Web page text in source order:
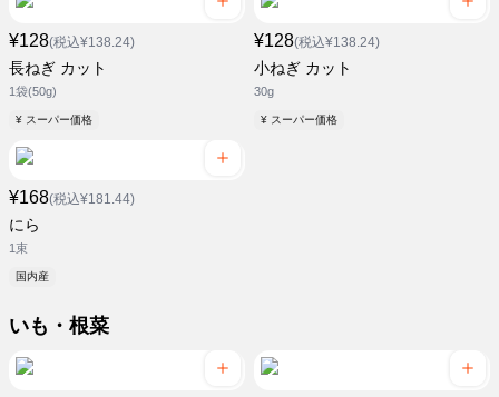
¥128(税込¥138.24)
長ねぎ カット
1袋(50g)
¥ スーパー価格
¥128(税込¥138.24)
小ねぎ カット
30g
¥ スーパー価格
¥168(税込¥181.44)
にら
1束
国内産
いも・根菜